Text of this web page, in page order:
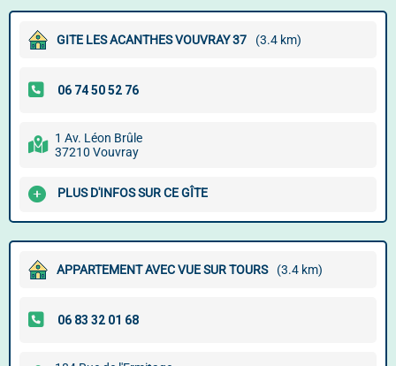
GITE LES ACANTHES VOUVRAY 37 (3.4 km)
1 Av. Léon Brûle
37210 Vouvray
PLUS D'INFOS SUR CE GÎTE
APPARTEMENT AVEC VUE SUR TOURS (3.4 km)